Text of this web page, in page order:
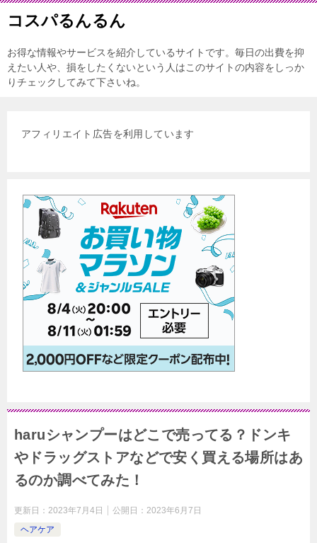
コスパるんるん
お得な情報やサービスを紹介しているサイトです。毎日の出費を抑
えたい人や、損をしたくないという人はこのサイトの内容をしっか
りチェックしてみて下さいね。
アフィリエイト広告を利用しています
haruシャンプーはどこで売ってる？ドンキ
やドラッグストアなどで安く買える場所はあ
るのか調べてみた！
更新日： 2023年7月4日 公開日： 2023年6月7日
ヘアケア